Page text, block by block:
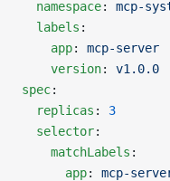
  namespace
: mcp-
  labels
:
    app
: mcp-server
    version
: v1.0.0
spec:
  replicas
: 3
  selector
:
    matchLabels
:
      app
: mcp-